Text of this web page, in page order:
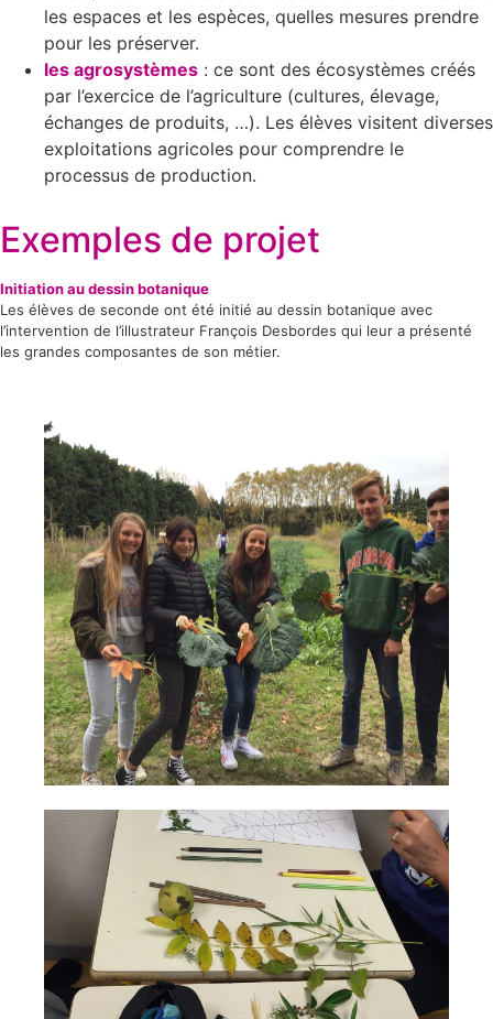
les espaces et les espèces, quelles mesures prendre
pour les préserver.
les agrosystèmes : ce sont des écosystèmes créés
par l’exercice de l’agriculture (cultures, élevage,
échanges de produits, …). Les élèves visitent diverses
exploitations agricoles pour comprendre le
processus de production.
Exemples de projet
Initiation au dessin botanique
Les élèves de seconde ont été initié au dessin botanique avec
l’intervention de l’illustrateur François Desbordes qui leur a présenté
les grandes composantes de son métier.